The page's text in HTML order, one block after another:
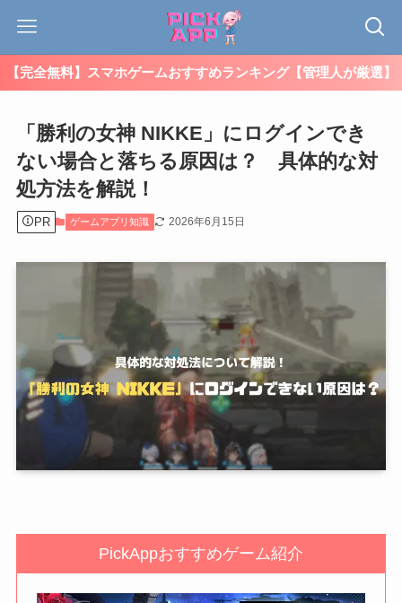
【完全無料】スマホゲームおすすめランキング【管理人が厳選】
「勝利の女神 NIKKE」にログインでき
ない場合と落ちる原因は？ 具体的な対
処方法を解説！
PR ゲームアプリ知識 2026年6月15日
PickAppおすすめゲーム紹介